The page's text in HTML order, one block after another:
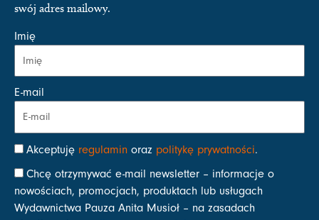
swój adres mailowy.
Imię
E-mail
Akceptuję regulamin oraz politykę prywatności.
Chcę otrzymywać e-mail newsletter – informacje o
nowościach, promocjach, produktach lub usługach
Wydawnictwa Pauza Anita Musioł – na zasadach